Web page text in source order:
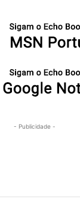
- Publicidade -